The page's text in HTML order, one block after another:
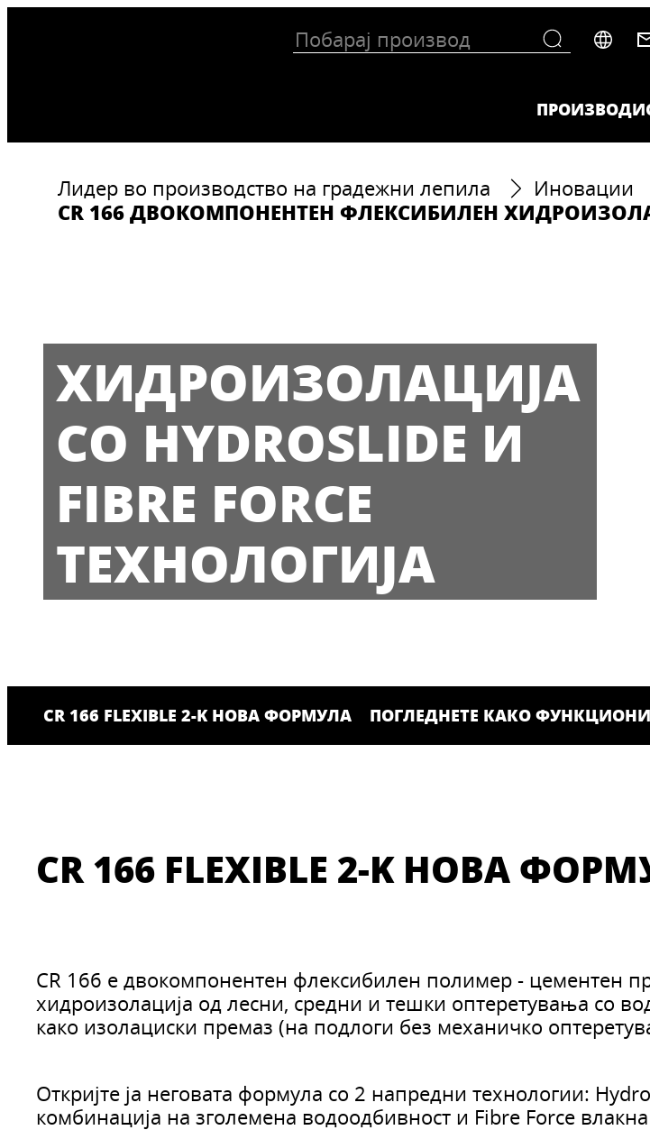
ПРОИЗВОДИ
Лидер во производство на градежни лепила Иновации
CR 166 ДВОКОМПОНЕНТЕН ФЛЕКСИБИЛЕН
ХИДРОИЗОЛАЦИЈА
СО HYDROSLIDE И
FIBRE FORCE
ТЕХНОЛОГИЈА
CR 166 FLEXIBLE 2-K НОВА ФОРМУЛА ПОГЛЕДНЕТЕ КАКО
CR 166 FLEXIBLE 2-K НОВА
CR 166 е двокомпонентен флексибилен полимер - цементен
хидроизолација од лесни, средни и тешки оптеретувања со
како изолациски премаз (на подлоги без механичко
Откријте ја неговата формула со 2 напредни технологии:
комбинација на зголемена водоодбивност и Fibre Force